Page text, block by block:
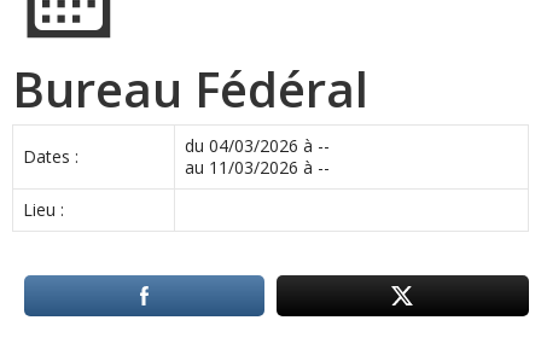
Bureau Fédéral
Dates :
du 04/03/2026 à --
au 11/03/2026 à --
Lieu :